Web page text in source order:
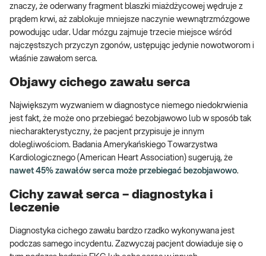
znaczy, że oderwany fragment blaszki miażdżycowej wędruje z
prądem krwi, aż zablokuje mniejsze naczynie wewnątrzmózgowe
powodując udar. Udar mózgu zajmuje trzecie miejsce wśród
najczęstszych przyczyn zgonów, ustępując jedynie nowotworom i
właśnie zawałom serca.
Objawy cichego zawału serca
Największym wyzwaniem w diagnostyce niemego niedokrwienia
jest fakt, że może ono przebiegać bezobjawowo lub w sposób tak
niecharakterystyczny, że pacjent przypisuje je innym
dolegliwościom. Badania Amerykańskiego Towarzystwa
Kardiologicznego (American Heart Association) sugerują, że
nawet 45% zawałów serca może przebiegać bezobjawowo.
Cichy zawał serca – diagnostyka i
leczenie
Diagnostyka cichego zawału bardzo rzadko wykonywana jest
podczas samego incydentu. Zazwyczaj pacjent dowiaduje się o